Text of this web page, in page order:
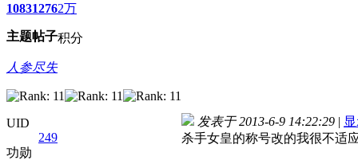
1083
主题
1276
帖子
2万
积分
人参尽失
UID
249
功勋
发表于 2013-6-9 14:22:29 |
杀手女皇的称号改的我很不适